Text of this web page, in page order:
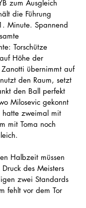
zum Ausgleich
die Führung
Minute. Spannend
Torschütze
Höhe der
übernimmt auf
den Raum, setzt
den Ball perfekt
Milosevic gekonnt
hatte zweimal mit
mit Toma noch
Halbzeit müssen
des Meisters
zwei Standards
fehlt vor dem Tor